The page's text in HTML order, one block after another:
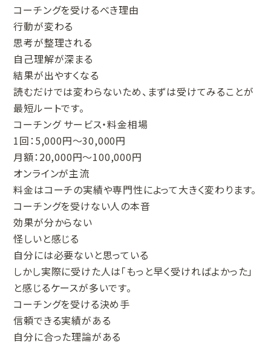
コーチングを受けるべき理由
行動が変わる
思考が整理される
自己理解が深まる
結果が出やすくなる
読むだけでは変わらないため、まずは受けてみることが
最短ルートです。
コーチング サービス・料金相場
1回：5,000円〜30,000円
月額：20,000円〜100,000円
オンラインが主流
料金はコーチの実績や専門性によって大きく変わります。
コーチングを受けない人の本音
効果が分からない
怪しいと感じる
自分には必要ないと思っている
しかし実際に受けた人は「もっと早く受ければよかった」
と感じるケースが多いです。
コーチングを受ける決め手
信頼できる実績がある
自分に合った理論がある